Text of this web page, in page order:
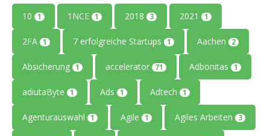
10 1 1NCE 1 2018 3 2021 1
2FA 1 7 erfolgreiche Startups 1 Aachen 2
Absicherung 1 accelerator 71 Adbonitas 1
adiutaByte 1 Ads 1 Adtech 1
Agenturauswahl 1 Agile 1 Agiles Arbeiten 3